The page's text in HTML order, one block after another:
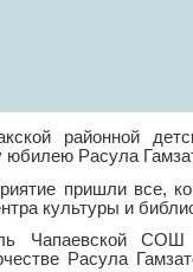
районной
Расула
пришли все,
культуры и
Чапаевской
Расула